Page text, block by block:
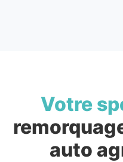
Votre
auto